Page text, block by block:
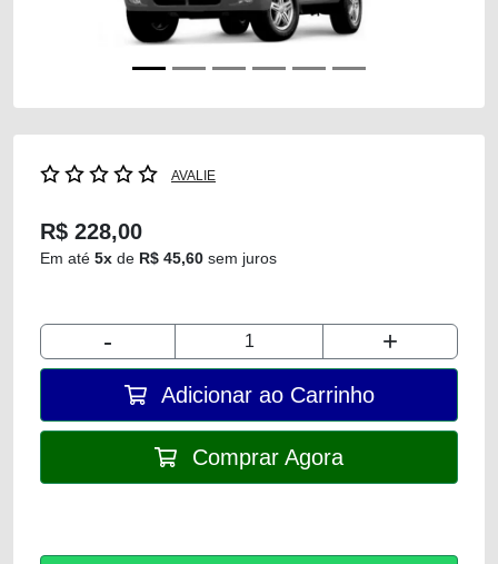
AVALIE
R$ 228,00
Em até 5x de R$ 45,60 sem juros
- +
Adicionar ao Carrinho
Comprar Agora